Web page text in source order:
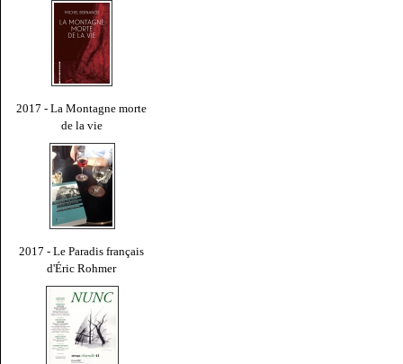
2017 - La Montagne morte
de la vie
2017 - Le Paradis français
d'Éric Rohmer